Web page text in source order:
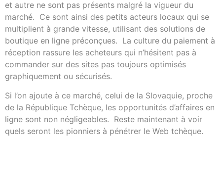
et autre ne sont pas présents malgré la vigueur du
marché. Ce sont ainsi des petits acteurs locaux qui se
multiplient à grande vitesse, utilisant des solutions de
boutique en ligne préconçues. La culture du paiement à
réception rassure les acheteurs qui n’hésitent pas à
commander sur des sites pas toujours optimisés
graphiquement ou sécurisés.
Si l’on ajoute à ce marché, celui de la Slovaquie, proche
de la République Tchèque, les opportunités d’affaires en
ligne sont non négligeables. Reste maintenant à voir
quels seront les pionniers à pénétrer le Web tchèque.